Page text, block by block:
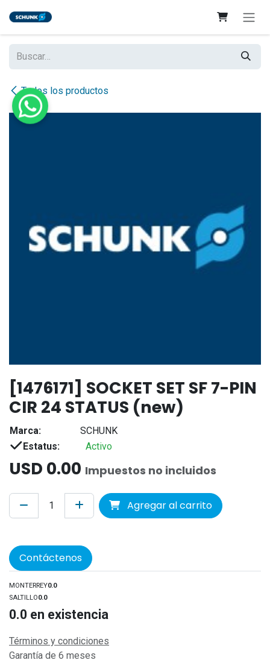
Todos los productos
[1476171] SOCKET SET SF 7-PIN
CIR 24 STATUS (new)
Marca:
SCHUNK
Estatus:
Activo
USD 0.00 Impuestos no incluidos
Agregar al carrito
Contáctenos
MONTERREY0.0
SALTILLO0.0
0.0 en existencia
Términos y condiciones
Garantía de 6 meses